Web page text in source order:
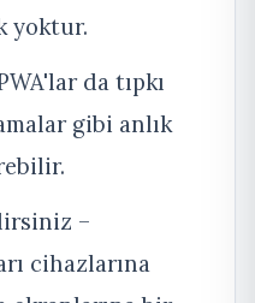
yoktur.
da tıpkı
gibi anlık
–
cihazlarına